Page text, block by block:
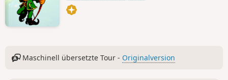
Maschinell übersetzte Tour - Originalversion